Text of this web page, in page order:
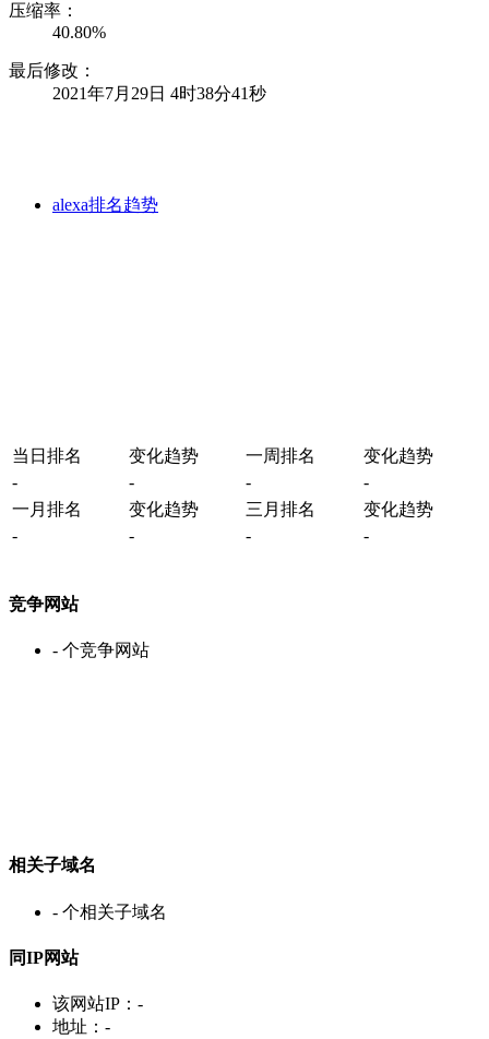
压缩率：
40.80%
最后修改：
2021年7月29日 4时38分41秒
alexa排名趋势
当日排名 变化趋势 一周排名
变化趋势
-
- -
-
一月排名
变化趋势 三月排名
变化趋势
-
- - -
竞争网站
- 个竞争网站
相关子域名
- 个相关子域名
同IP网站
该网站IP： -
地址： -